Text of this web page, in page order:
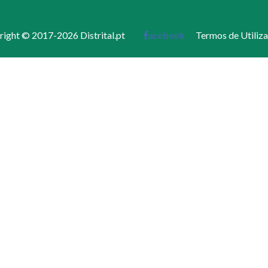
© 2017-2026 Distrital.pt acebook Termos de